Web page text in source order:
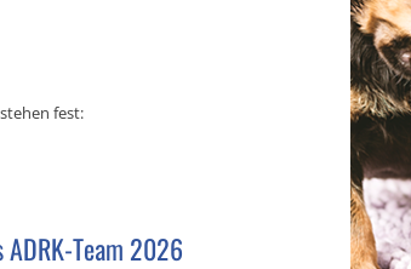
fest:
Team 2026